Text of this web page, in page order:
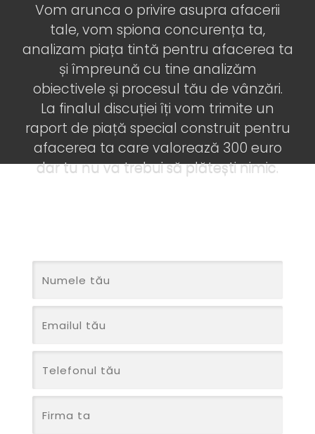
Vom arunca o privire asupra afacerii
tale, vom spiona concurența ta,
analizam piața tintă pentru afacerea ta
și împreună cu tine analizăm
obiectivele și procesul tău de vânzări.
La finalul discuției îți vom trimite un
raport de piață special construit pentru
afacerea ta care valorează 300 euro
dar tu nu va trebui să plătești nimic.